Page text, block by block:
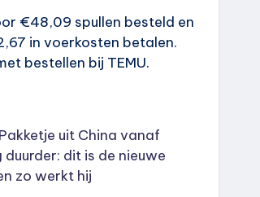
€48,09 spullen besteld en
in voerkosten betalen.
bestellen bij TEMU.
Pakketje uit China vanaf
dit is de nieuwe
zo werkt hij